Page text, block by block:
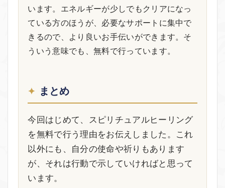
います。エネルギーが少しでもクリアになっ
ている方のほうが、必要なサポートに集中で
きるので、より良いお手伝いができます。そ
ういう意味でも、無料で行っています。
まとめ
今回はじめて、スピリチュアルヒーリング
を無料で行う理由をお伝えしました。これ
以外にも、自分の使命や祈りもあります
が、それは行動で示していければと思って
います。